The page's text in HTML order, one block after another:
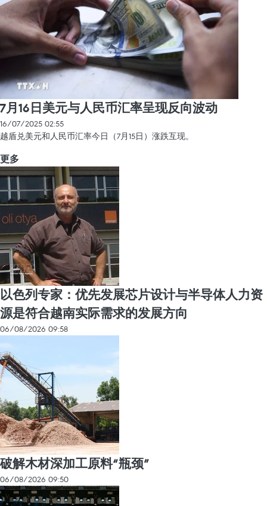
7月16日美元与人民币汇率呈现反向波动
16/07/2025 02:55
越盾兑美元和人民币汇率今日（7月15日）涨跌互现。
更多
以色列专家：优先发展芯片设计与半导体人力资
源是符合越南实际需求的发展方向
06/08/2026 09:58
破解木材深加工原料“瓶颈”
06/08/2026 09:50